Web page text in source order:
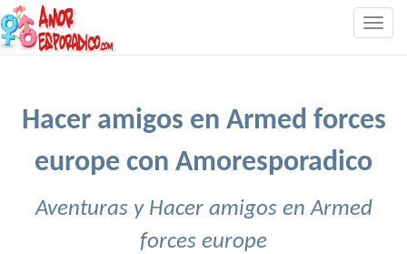
Hacer amigos en Armed forces
europe con Amoresporadico
Aventuras y Hacer amigos en Armed
forces europe